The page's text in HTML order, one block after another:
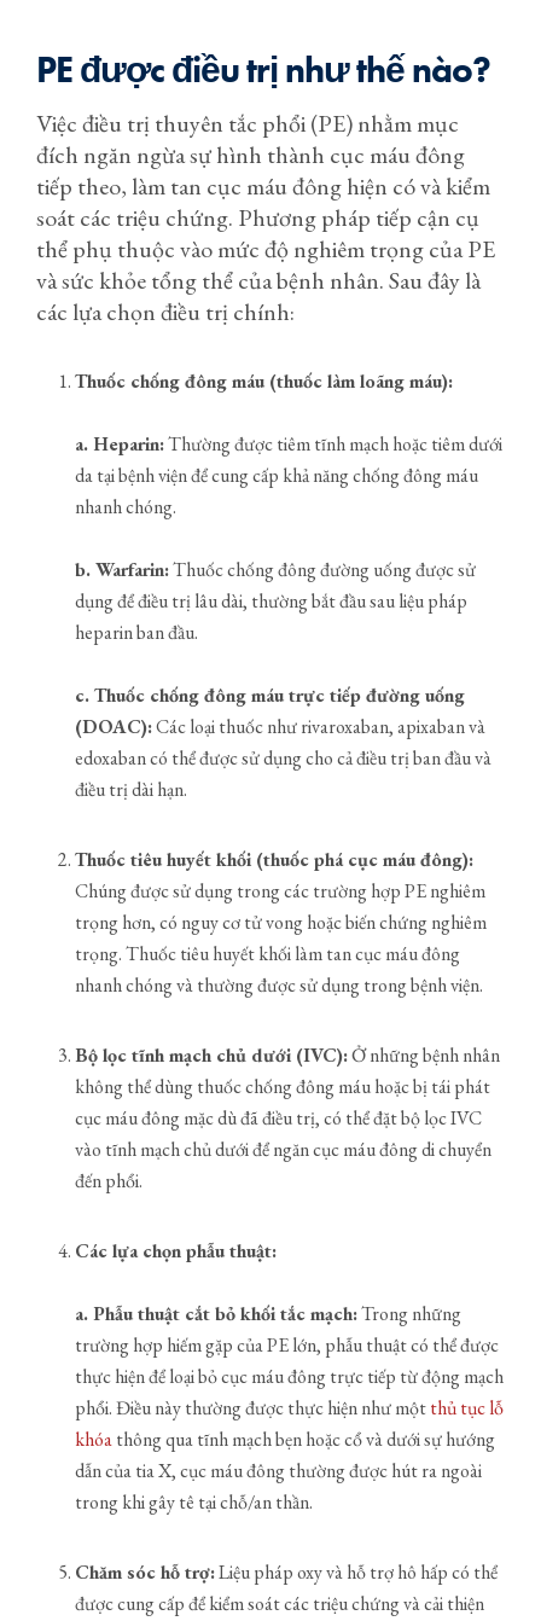
PE được điều trị như thế nào?
Việc điều trị thuyên tắc phổi (PE) nhằm mục
đích ngăn ngừa sự hình thành cục máu đông
tiếp theo, làm tan cục máu đông hiện có và kiểm
soát các triệu chứng. Phương pháp tiếp cận cụ
thể phụ thuộc vào mức độ nghiêm trọng của PE
và sức khỏe tổng thể của bệnh nhân. Sau đây là
các lựa chọn điều trị chính:
Thuốc chống đông máu (thuốc làm loãng máu):
a. Heparin:Thường được tiêm tĩnh mạch hoặc tiêm dưới
da tại bệnh viện để cung cấp khả năng chống đông máu
nhanh chóng.
b. Warfarin:Thuốc chống đông đường uống được sử
dụng để điều trị lâu dài, thường bắt đầu sau liệu pháp
heparin ban đầu.
c. Thuốc chống đông máu trực tiếp đường uống
(DOAC):Các loại thuốc như rivaroxaban, apixaban và
edoxaban có thể được sử dụng cho cả điều trị ban đầu và
điều trị dài hạn.
Thuốc tiêu huyết khối (thuốc phá cục máu đông):
Chúng được sử dụng trong các trường hợp PE nghiêm
trọng hơn, có nguy cơ tử vong hoặc biến chứng nghiêm
trọng. Thuốc tiêu huyết khối làm tan cục máu đông
nhanh chóng và thường được sử dụng trong bệnh viện.
Bộ lọc tĩnh mạch chủ dưới (IVC):Ở những bệnh nhân
không thể dùng thuốc chống đông máu hoặc bị tái phát
cục máu đông mặc dù đã điều trị, có thể đặt bộ lọc IVC
vào tĩnh mạch chủ dưới để ngăn cục máu đông di chuyển
đến phổi.
Các lựa chọn phẫu thuật:
a. Phẫu thuật cắt bỏ khối tắc mạch:Trong những
trường hợp hiếm gặp của PE lớn, phẫu thuật có thể được
thực hiện để loại bỏ cục máu đông trực tiếp từ động mạch
phổi. Điều này thường được thực hiện như mộtthủ tục lỗ
khóathông qua tĩnh mạch bẹn hoặc cổ và dưới sự hướng
dẫn của tia X, cục máu đông thường được hút ra ngoài
trong khi gây tê tại chỗ/an thần.
Chăm sóc hỗ trợ:Liệu pháp oxy và hỗ trợ hô hấp có thể
được cung cấp để kiểm soát các triệu chứng và cải thiện